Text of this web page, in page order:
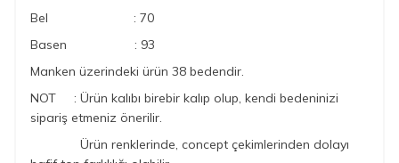
Bel : 70
Basen : 93
Manken üzerindeki ürün 38 bedendir.
NOT : Ürün kalıbı birebir kalıp olup, kendi bedeninizi
sipariş etmeniz önerilir.
Ürün renklerinde, concept çekimlerinden dolayı